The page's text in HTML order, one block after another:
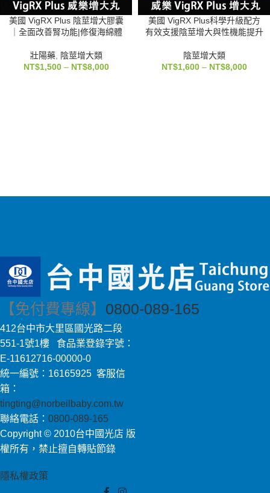
美國 VigRX Plus 陰莖增大膠囊
｜全面改善腎功能|修復海綿體
壯陽藥, 陰莖增大類
NT$1,500 – NT$8,000
美國 VigRX Plus科學升級配方
有效支援陰莖增大與性機能提升
陰莖增大類
NT$1,600 – NT$8,000
【免付費專線】 0800-089-165
412台中市大里區國光路二段
551-1號1樓 食品業登錄字號：
E-11612716-00000-0
統一編號：16165925 客服信
箱：
tingting@norbeilbaby.com.tw
聯絡電話： 0800-089-165
Copyright © 2010台中國光店 版
權所有，禁止擅自轉貼節錄
隱私權政策